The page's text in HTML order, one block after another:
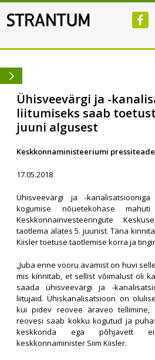
Ühisveevärgi ja -
liitumiseks saab
juuni algusest
Keskkonnaministeeriumi pressiteade
17.05.2018
Ühisveevärgi ja -
kogumise nõuetekohase
Keskkonnainvesteeringute
taotlema alates 5. juunist. Täna
Kiisler toetuse taotlemise korra ja
„Juba enne vooru avamist on huvi
mis kinnitab, et sellist võimalust oli
saada ühisveevärgi ja -
liitujaid. Ühiskanalisatsioon on
kui pidev reovee äraveo
reovesi saab kokku kogutud ja
keskkonda ega põhjavett
keskkonnaminister Siim Kiisler.